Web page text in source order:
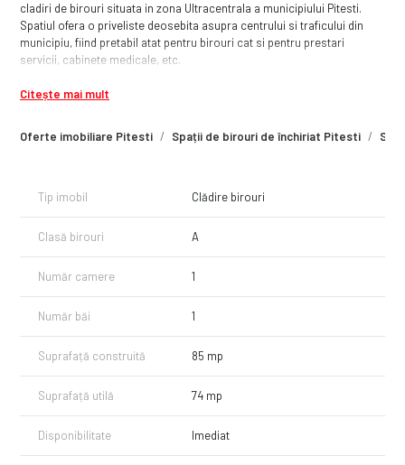
Oferte imobiliare Pitesti Spații de birouri de închiriat Pitesti
cladiri de birouri situata in zona Ultracentrala a municipiului Pitesti.
Spatiul ofera o priveliste deosebita asupra centrului si traficului din
municipiu, fiind pretabil atat pentru birouri cat si pentru prestari
servicii, cabinete medicale, etc.
Citește mai mult
Tip imobil Clădire birouri
Clasă birouri A
Număr camere 1
Număr băi 1
Suprafață construită 85 mp
Suprafață utilă 74 mp
Disponibilitate Imediat